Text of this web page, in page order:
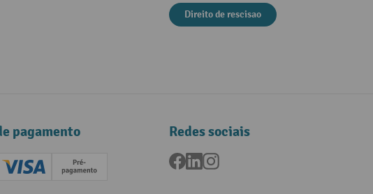
Direito de rescisao
pagamento
(Master)
Creditcard (Visa)Pré-pagamento
Redes sociais
Facebook
LinkedInInstagram